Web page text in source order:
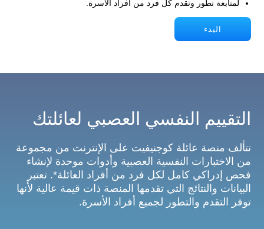
لمتابعة تطور وتقدم كل فرد من أفراد الأسرة.
البدء
التقييم النفسي العصبي لعائلتك
تتألف منصة عائلة كوجنيفيت على الإنترنت من مجموعة
من الاختبارات النفسية العصبية وأدوات موحدة لإنشاء
فحص إدراكي كامل لكل فرد من أفراد العائلة*. تعتبر
البيانات والنتائج التي تقدمها المنصة ذات قيمة عالية لأنها
توفر التقدم والتطور لجميع أفراد الأسرة.